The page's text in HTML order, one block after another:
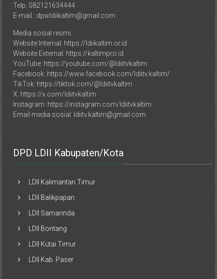
E-mail : dpwldiikaltim@gmail.com
Website Internal: https://ldiikaltim.or.id
Website External: https://kaltimpro.id
YouTube: https://youtube.com/@ldiitvkaltim
Facebook: https://www.facebook.com/ldiitv.kaltim/
TikTok: https://tiktok.com/@ldiitvkaltim
X: https://x.com/ldiitvkaltim
Instagram: https://instagram.com/ldiitvkaltim
Email media sosial: ldiitv.kaltim@gmail.com
LDII Samarinda
LDII Kutai Timur